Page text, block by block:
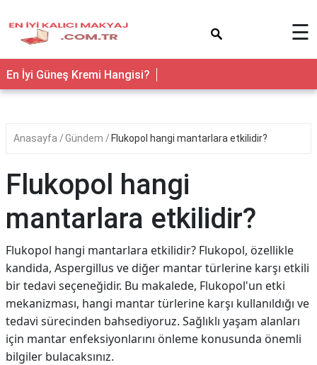
☰
En İyi Güneş Kremi Hangisi?
Anasayfa Gündem Flukopol hangi mantarlara etkilidir?
Flukopol hangi
mantarlara etkilidir?
Flukopol hangi mantarlara etkilidir? Flukopol, özellikle
kandida, Aspergillus ve diğer mantar türlerine karşı etkili
bir tedavi seçeneğidir. Bu makalede, Flukopol'un etki
mekanizması, hangi mantar türlerine karşı kullanıldığı ve
tedavi sürecinden bahsediyoruz. Sağlıklı yaşam alanları
için mantar enfeksiyonlarını önleme konusunda önemli
bilgiler bulacaksınız.